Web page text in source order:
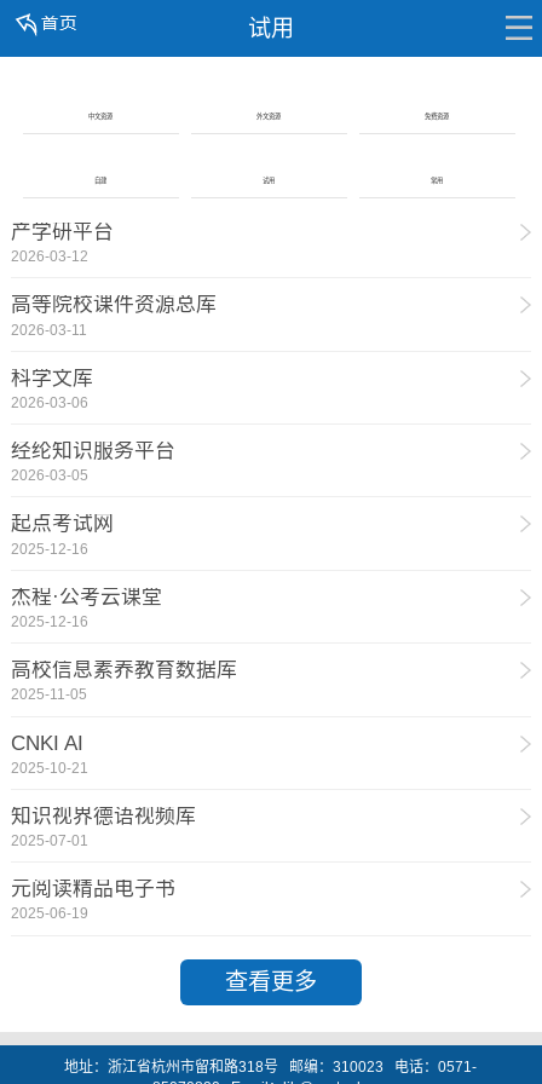
试用
中文资源 外文资源 免费资源
自建 试用 常用
产学研平台
2026-03-12
高等院校课件资源总库
2026-03-11
科学文库
2026-03-06
经纶知识服务平台
2026-03-05
起点考试网
2025-12-16
杰程·公考云课堂
2025-12-16
高校信息素养教育数据库
2025-11-05
CNKI AI
2025-10-21
知识视界德语视频库
2025-07-01
元阅读精品电子书
2025-06-19
查看更多
地址：浙江省杭州市留和路318号 邮编：310023 电话：0571-